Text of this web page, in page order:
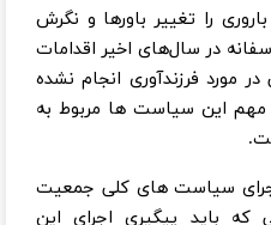
را تغییر باورها و نگرش
در سال‌های اخیر اقدامات
مورد فرزندآوری انجام نشده
این سیاست ها مربوط به
سیاست های کلی جمعیت
باید پیگیری اجرای این